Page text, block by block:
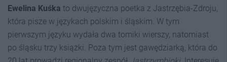
Ewelina Kuśka to dwujęzyczna poetka z Jastrzębia-Zdroju,
która pisze w językach polskim i śląskim. W tym
pierwszym języku wydała dwa tomiki wierszy, natomiast
po śląsku trzy książki. Poza tym jest gawędziarką, która do